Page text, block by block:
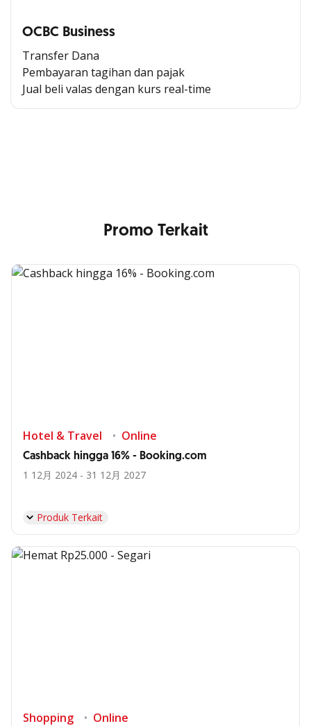
OCBC Business
Transfer Dana
Pembayaran tagihan dan pajak
Jual beli valas dengan kurs real-time
Cross Selling Banner Global
Promo Terkait
Hotel & Travel Online
Cashback hingga 16% - Booking.com
1 12月 2024 - 31 12月 2027
Produk Terkait
Shopping Online